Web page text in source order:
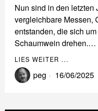
Nun sind in den
vergleichbare Messen,
entstanden, die sich
Schaumwein drehen.…
LIES WEITER ...
peg 16/06/2025